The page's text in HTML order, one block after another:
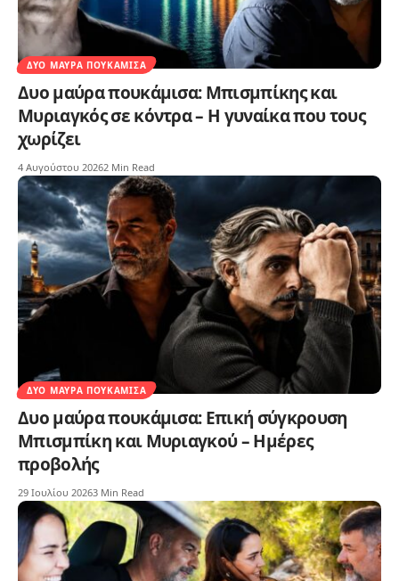
ΔΥΟ ΜΑΎΡΑ ΠΟΥΚΆΜΙΣΑ
Δυο μαύρα πουκάμισα: Μπισμπίκης και
Μυριαγκός σε κόντρα – Η γυναίκα που τους
χωρίζει
4 Αυγούστου 20262 Min Read
ΔΥΟ ΜΑΎΡΑ ΠΟΥΚΆΜΙΣΑ
Δυο μαύρα πουκάμισα: Επική σύγκρουση
Μπισμπίκη και Μυριαγκού – Ημέρες
προβολής
29 Ιουλίου 20263 Min Read